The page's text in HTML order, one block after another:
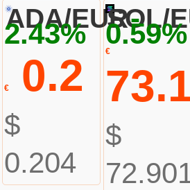
ADA/EUR-
2.43%
€0.2
$
0.204
SOL/
0.59%
€
$